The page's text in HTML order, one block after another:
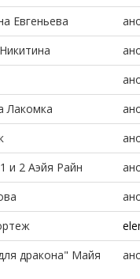
Евгеньева
Лакомка
и 2 Аэйя Райн
дракона" Майя